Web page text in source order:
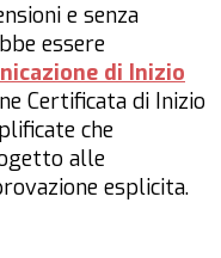
e senza
essere
di Inizio
Certificata di Inizio
che
alle
esplicita.